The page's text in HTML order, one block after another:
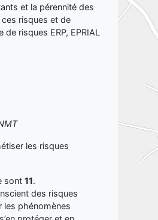
et la pérennité des
risques et de
risques ERP, EPRIAL
les risques
sont 11.
des risques
les phénomènes